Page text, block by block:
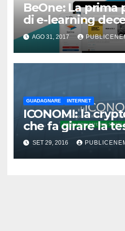
BeOne: La prima
di e-learning
AGO 31, 2017
GUADAGNARE INTERNET
ICONOMI: la
che fa girare la
SET 29, 2016